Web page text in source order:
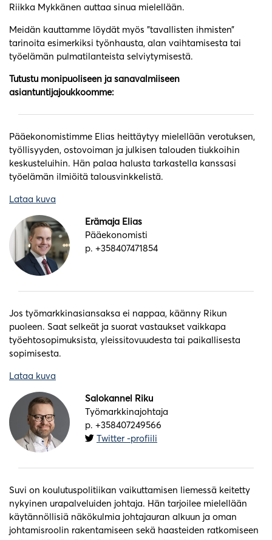
Riikka Mykkänen auttaa sinua mielellään.
Meidän kauttamme löydät myös ”tavallisten ihmisten”
tarinoita esimerkiksi työnhausta, alan vaihtamisesta tai
työelämän pulmatilanteista selviytymisestä.
Tutustu monipuoliseen ja sanavalmiiseen
asiantuntijajoukkoomme:
Pääekonomistimme Elias heittäytyy mielellään verotuksen,
työllisyyden, ostovoiman ja julkisen talouden tiukkoihin
keskusteluihin. Hän palaa halusta tarkastella kanssasi
työelämän ilmiöitä talousvinkkelistä.
Lataa kuva
Erämaja Elias
Pääekonomisti
p. +358407471854
Jos työmarkkinasiansaksa ei nappaa, käänny Rikun
puoleen. Saat selkeät ja suorat vastaukset vaikkapa
työehtosopimuksista, yleissitovuudesta tai paikallisesta
sopimisesta.
Lataa kuva
Salokannel Riku
Työmarkkinajohtaja
p. +358407249566
Twitter -profiili
Suvi on koulutuspolitiikan vaikuttamisen liemessä keitetty
nykyinen urapalveluiden johtaja. Hän tarjoilee mielellään
käytännöllisiä näkökulmia johtajauran alkuun ja oman
johtamisroolin rakentamiseen sekä haasteiden ratkomiseen